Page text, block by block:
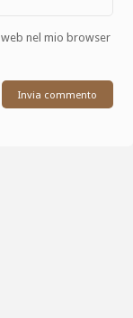
nel mio browser